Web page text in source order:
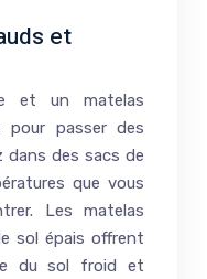
et
et un matelas
pour passer des
dans des sacs de
que vous
Les matelas
sol épais offrent
du sol froid et